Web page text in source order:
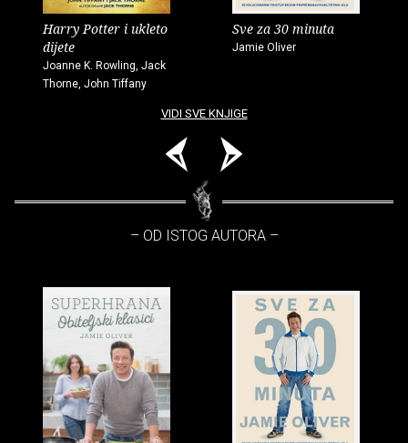
Harry Potter i ukleto
dijete
Joanne K. Rowling, Jack
Thorne, John Tiffany
Sve za 30 minuta
Jamie Oliver
VIDI SVE KNJIGE
– OD ISTOG AUTORA –